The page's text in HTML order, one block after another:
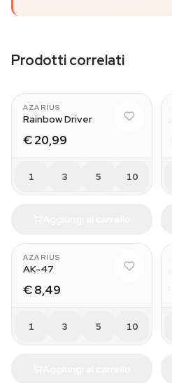
Prodotti correlati
AZARIUS
Rainbow Driver
€ 20,99
1 3 5 10
AZARIUS
AK-47
€ 8,49
1 3 5 10